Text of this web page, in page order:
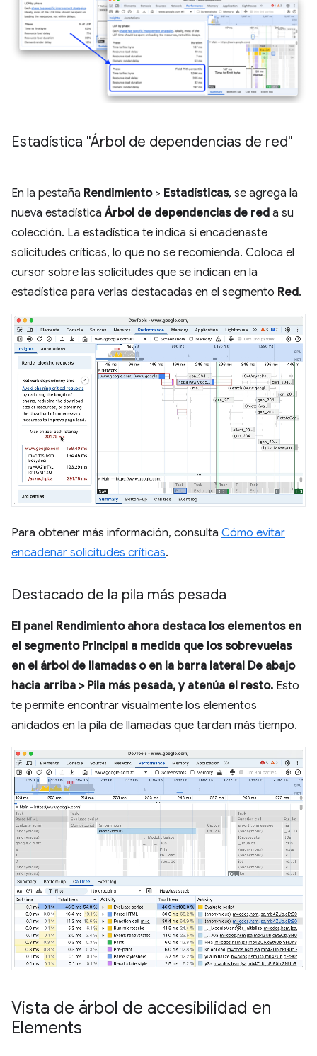
Estadística "Árbol de dependencias de red"
En la pestaña Rendimiento> Estadísticas, se agrega la
nueva estadísticaÁrbol de dependencias de red a su
colección. La estadística te indica si encadenaste
solicitudes críticas, lo que no se recomienda. Coloca el
cursor sobre las solicitudes que se indican en la
estadística para verlas destacadas en el segmento Red.
Para obtener más información, consulta Cómo evitar
encadenar solicitudes críticas.
Destacado de la pila más pesada
El panel Rendimientoahora destaca los elementos en
el segmento Principal a medida que los sobrevuelas
en el árbol de llamadas o en la barra lateral De abajo
hacia arriba > Pila más pesada, y atenúa el resto. Esto
te permite encontrar visualmente los elementos
anidados en la pila de llamadas que tardan más tiempo.
Vista de árbol de accesibilidad en
Elements